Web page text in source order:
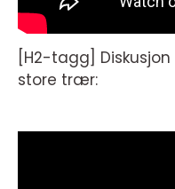
[H2-tagg]
store trær: